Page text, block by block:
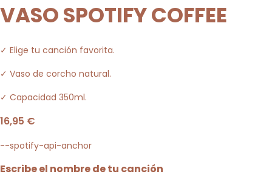
VASO SPOTIFY COFFEE
✓ Elige tu canción favorita.
✓ Vaso de corcho natural.
✓ Capacidad 350ml.
16,95 €
--spotify-api-anchor
Escribe el nombre de tu canción